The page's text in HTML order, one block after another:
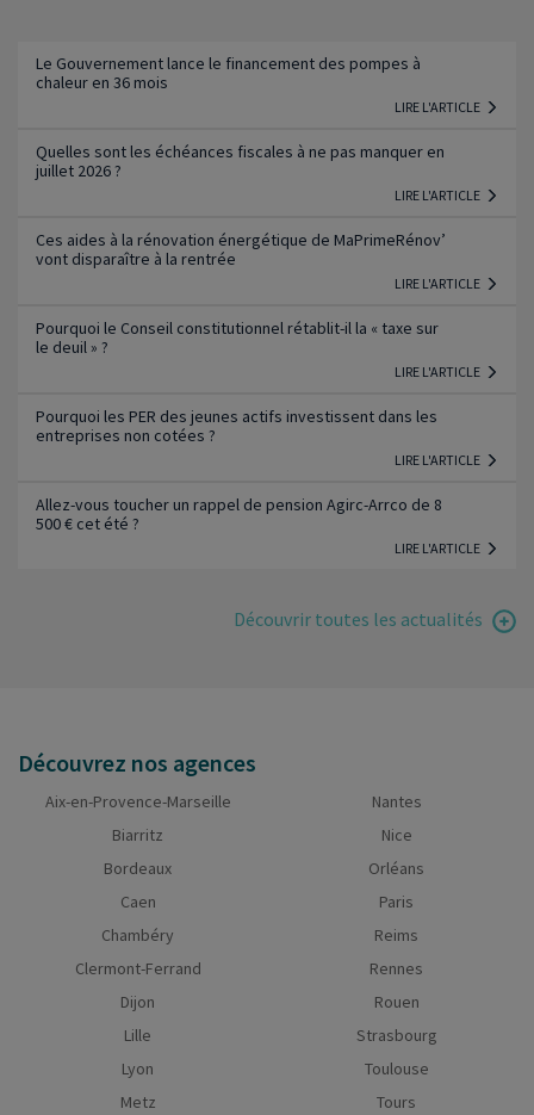
Le Gouvernement lance le financement des pompes à
chaleur en 36 mois
LIRE L'ARTICLE
Quelles sont les échéances fiscales à ne pas manquer en
juillet 2026 ?
LIRE L'ARTICLE
Ces aides à la rénovation énergétique de MaPrimeRénov’
vont disparaître à la rentrée
LIRE L'ARTICLE
Pourquoi le Conseil constitutionnel rétablit-il la « taxe sur
le deuil » ?
LIRE L'ARTICLE
Pourquoi les PER des jeunes actifs investissent dans les
entreprises non cotées ?
LIRE L'ARTICLE
Allez-vous toucher un rappel de pension Agirc-Arrco de 8
500 € cet été ?
LIRE L'ARTICLE
Découvrir toutes les actualités
Découvrez nos agences
Aix-en-Provence-Marseille
Biarritz
Bordeaux
Caen
Chambéry
Clermont-Ferrand
Dijon
Lille
Lyon
Metz
Nantes
Nice
Orléans
Paris
Reims
Rennes
Rouen
Strasbourg
Toulouse
Tours